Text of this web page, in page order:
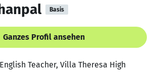
Basis
Ganzes Profil ansehen
Teacher, Villa Theresa High